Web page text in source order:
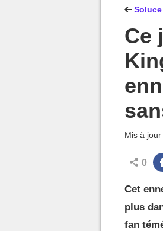
Ce
Mis à jour
0
Cet
plus
fan